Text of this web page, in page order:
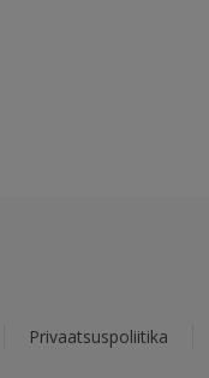
Privaatsuspoliitika